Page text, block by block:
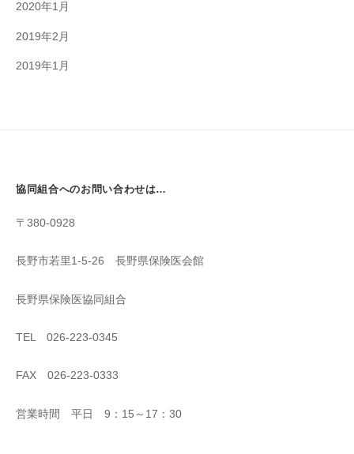
2020年1月
2019年2月
2019年1月
協同組合へのお問い合わせは…
〒380-0928
長野市若里1-5-26 長野県保険医会館
長野県保険医協同組合
TEL 026-223-0345
FAX 026-223-0333
営業時間 平日 9：15～17：30